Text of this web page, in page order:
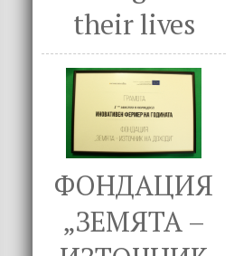
their lives
ФОНДАЦИЯ
„ЗЕМЯТА –